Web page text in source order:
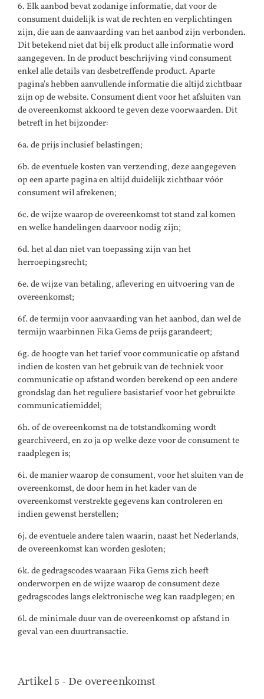
6. Elk aanbod bevat zodanige informatie, dat voor de
consument duidelijk is wat de rechten en verplichtingen
zijn, die aan de aanvaarding van het aanbod zijn verbonden.
Dit betekend niet dat bij elk product alle informatie word
aangegeven. In de product beschrijving vind consument
enkel alle details van desbetreffende product. Aparte
pagina's hebben aanvullende informatie die altijd zichtbaar
zijn op de website. Consument dient voor het afsluiten van
de overeenkomst akkoord te geven deze voorwaarden. Dit
betreft in het bijzonder:
6a. de prijs inclusief belastingen;
6b. de eventuele kosten van verzending, deze aangegeven
op een aparte pagina en altijd duidelijk zichtbaar vóór
consument wil afrekenen;
6c. de wijze waarop de overeenkomst tot stand zal komen
en welke handelingen daarvoor nodig zijn;
6d. het al dan niet van toepassing zijn van het
herroepingsrecht;
6e. de wijze van betaling, aflevering en uitvoering van de
overeenkomst;
6f. de termijn voor aanvaarding van het aanbod, dan wel de
termijn waarbinnen Fika Gems de prijs garandeert;
6g. de hoogte van het tarief voor communicatie op afstand
indien de kosten van het gebruik van de techniek voor
communicatie op afstand worden berekend op een andere
grondslag dan het reguliere basistarief voor het gebruikte
communicatiemiddel;
6h. of de overeenkomst na de totstandkoming wordt
gearchiveerd, en zo ja op welke deze voor de consument te
raadplegen is;
6i. de manier waarop de consument, voor het sluiten van de
overeenkomst, de door hem in het kader van de
overeenkomst verstrekte gegevens kan controleren en
indien gewenst herstellen;
6j. de eventuele andere talen waarin, naast het Nederlands,
de overeenkomst kan worden gesloten;
6k. de gedragscodes waaraan Fika Gems zich heeft
onderworpen en de wijze waarop de consument deze
gedragscodes langs elektronische weg kan raadplegen; en
6l. de minimale duur van de overeenkomst op afstand in
geval van een duurtransactie.
Artikel 5 - De overeenkomst